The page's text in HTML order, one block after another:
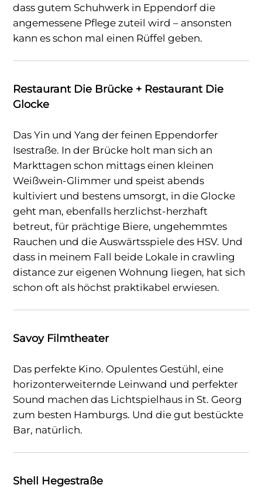
dass gutem Schuhwerk in Eppendorf die
angemessene Pflege zuteil wird – ansonsten
kann es schon mal einen Rüffel geben.
Restaurant Die Brücke + Restaurant Die
Glocke
Das Yin und Yang der feinen Eppendorfer
Isestraße. In der Brücke holt man sich an
Markttagen schon mittags einen kleinen
Weißwein-Glimmer und speist abends
kultiviert und bestens umsorgt, in die Glocke
geht man, ebenfalls herzlichst-herzhaft
betreut, für prächtige Biere, ungehemmtes
Rauchen und die Auswärtsspiele des HSV. Und
dass in meinem Fall beide Lokale in crawling
distance zur eigenen Wohnung liegen, hat sich
schon oft als höchst praktikabel erwiesen.
Savoy Filmtheater
Das perfekte Kino. Opulentes Gestühl, eine
horizonterweiternde Leinwand und perfekter
Sound machen das Lichtspielhaus in St. Georg
zum besten Hamburgs. Und die gut bestückte
Bar, natürlich.
Shell Hegestraße